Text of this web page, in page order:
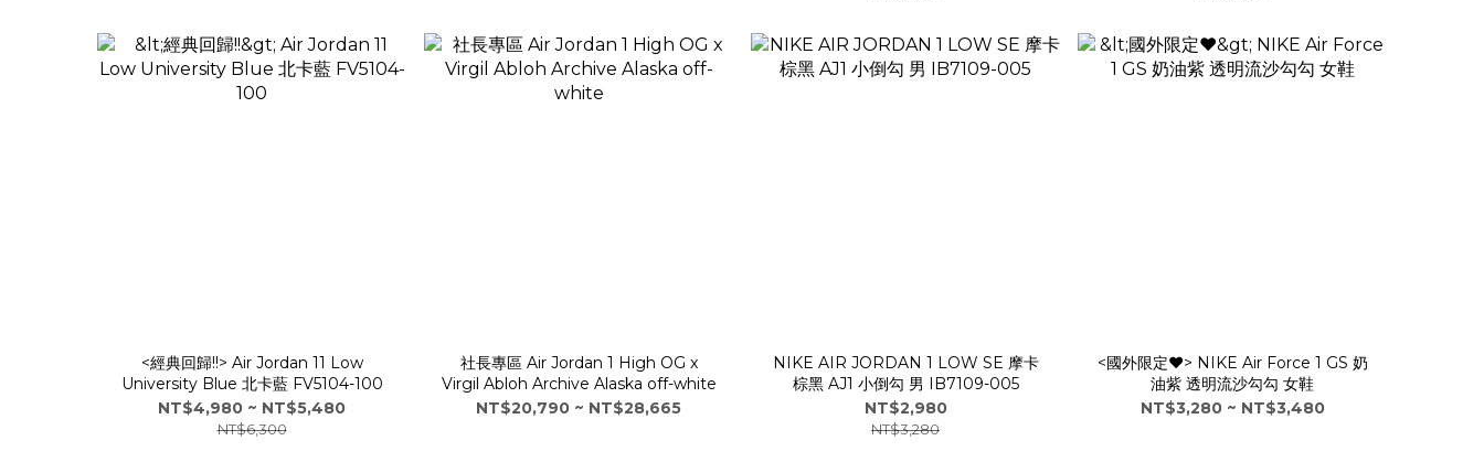
<經典回歸!!> Air Jordan 11 Low
University Blue 北卡藍 FV5104-100
NT$4,980 ~ NT$5,480
NT$6,300
社長專區 Air Jordan 1 High OG x
Virgil Abloh Archive Alaska off-white
NT$20,790 ~ NT$28,665
NIKE AIR JORDAN 1 LOW SE 摩卡
棕黑 AJ1 小倒勾 男 IB7109-005
NT$2,980
NT$3,280
<國外限定♥> NIKE Air Force 1 GS 奶
油紫 透明流沙勾勾 女鞋
NT$3,280 ~ NT$3,480